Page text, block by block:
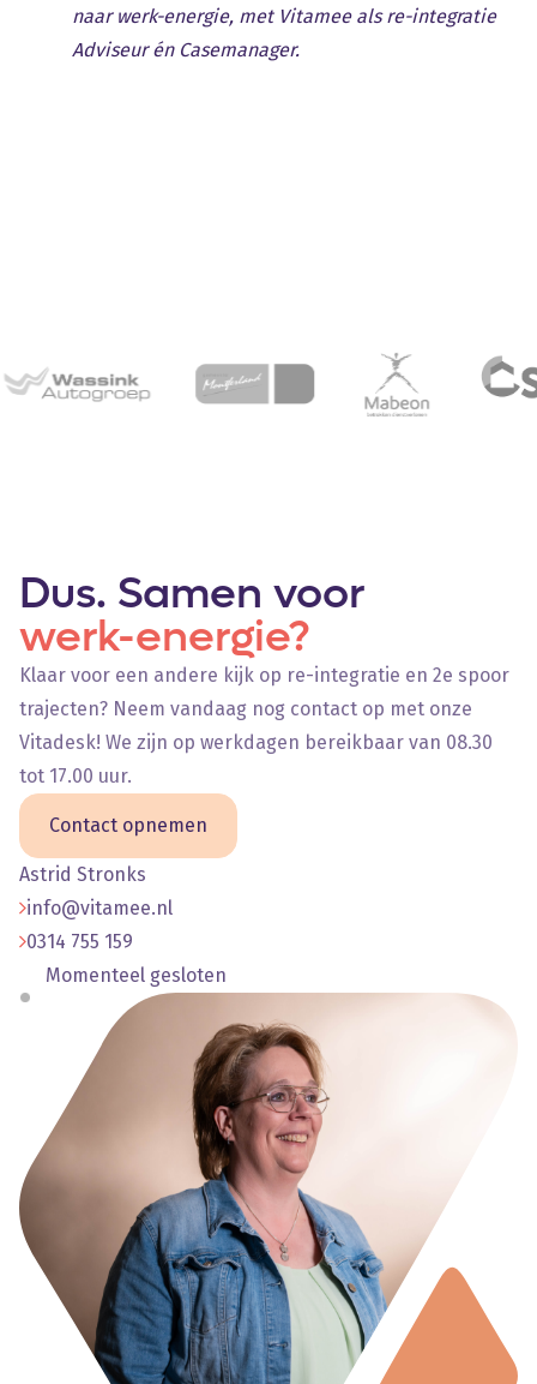
naar werk-energie, met Vitamee als re-integratie
Adviseur én Casemanager.
Dus. Samen voor
werk-energie?
Klaar voor een andere kijk op re-integratie en 2e spoor
trajecten? Neem vandaag nog contact op met onze
Vitadesk! We zijn op werkdagen bereikbaar van 08.30
tot 17.00 uur.
Contact opnemen
Astrid Stronks
info@vitamee.nl
0314 755 159
Momenteel gesloten